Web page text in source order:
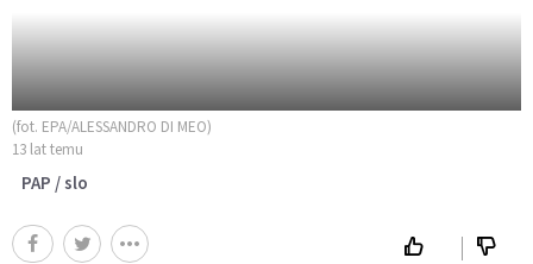
(fot. EPA/ALESSANDRO DI MEO)
13 lat temu
PAP / slo